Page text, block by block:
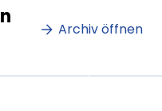
Archiv öffnen